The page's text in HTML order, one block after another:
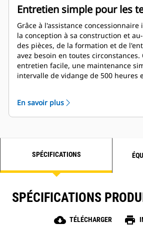
Entretien simple pour les
Grâce à l'assistance
la conception à sa construction et
des pièces, de la formation et de
avez besoin en toutes circonstances.
entretien facile, une maintenance
intervalle de vidange de 500 heures
obtenez un produit Cat® prêt à
plus exigeantes.
En savoir plus
SPÉCIFICATIONS
SPÉCIFICATIONS
cloud_download TÉLÉCHARGER print